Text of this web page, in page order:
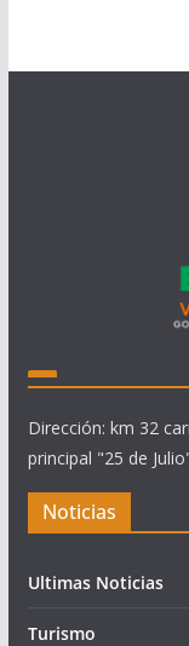
Dirección: km 32
principal "25 de
Noticias
Ultimas Noticias
Turismo